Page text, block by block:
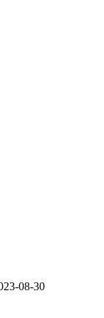
08-30